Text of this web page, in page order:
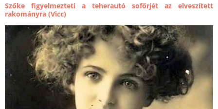
Szőke figyelmezteti a teherautó sofőrjét az elveszített
rakományra (Vicc)